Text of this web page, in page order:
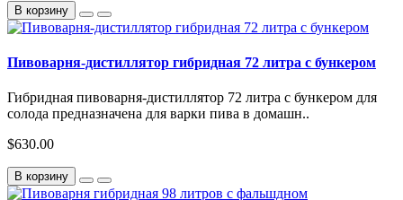
В корзину
Пивоварня-дистиллятор гибридная 72 литра с бункером
Гибридная пивоварня-дистиллятор 72 литра с бункером для
солода предназначена для варки пива в домашн..
$630.00
В корзину